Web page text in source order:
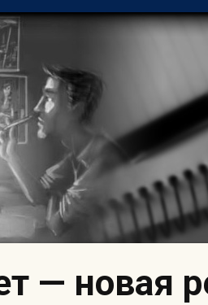
to
content
— новая